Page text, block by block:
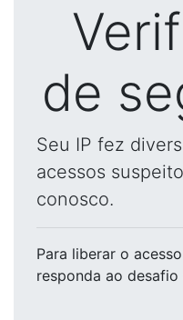
de
Seu IP fez
acessos
conosco.
Para liberar o acesso
responda ao desafio